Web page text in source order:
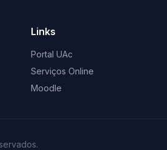
Links
Portal UAc
Serviços Online
Moodle